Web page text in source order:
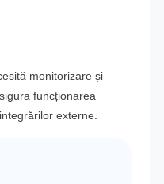
monitorizare și
funcționarea
externe.